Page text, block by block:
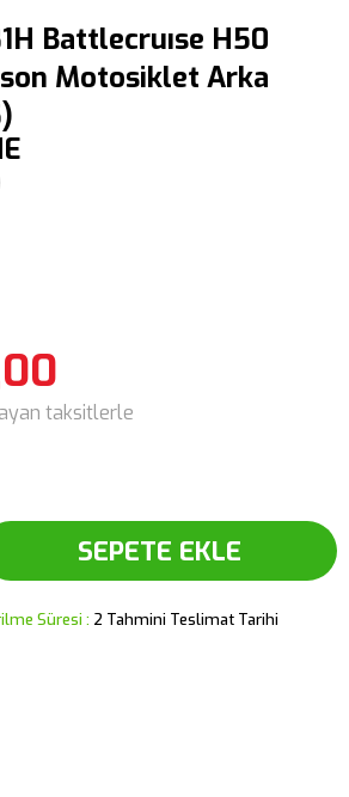
Battlecruıse H50
Motosiklet Arka
taksitlerle
Süresi : 2 Tahmini Teslimat Tarihi